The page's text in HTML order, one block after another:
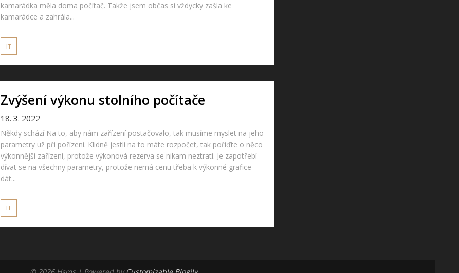
kamarádka měla doma počítač. Takže jsem občas si vždycky zašla ke
kamarádce a zahrála...
IT
Zvýšení výkonu stolního počítače
18. 3. 2022
Někdy schází Na to, aby nám zařízení postačovalo, tak musíme myslet na jeho
parametry už při pořízení. Klidně jestli na to máte rozpočet, tak pořiďte o něco
výkonnější zařízení, protože výkonová rezerva se nikam neztratí. Je zapotřebí
dívat se na všechny parametry, protože nemá cenu třeba k výkonné grafice
dát...
IT